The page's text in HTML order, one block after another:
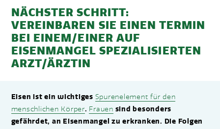
NÄCHSTER SCHRITT:
VEREINBAREN SIE EINEN TERMIN
BEI EINEM/EINER AUF
EISENMANGEL SPEZIALISIERTEN
ARZT/ÄRZTIN
Eisen ist ein wichtiges Spurenelement für den
menschlichen Körper. Frauen sind besonders
gefährdet, an Eisenmangel zu erkranken. Die Folgen